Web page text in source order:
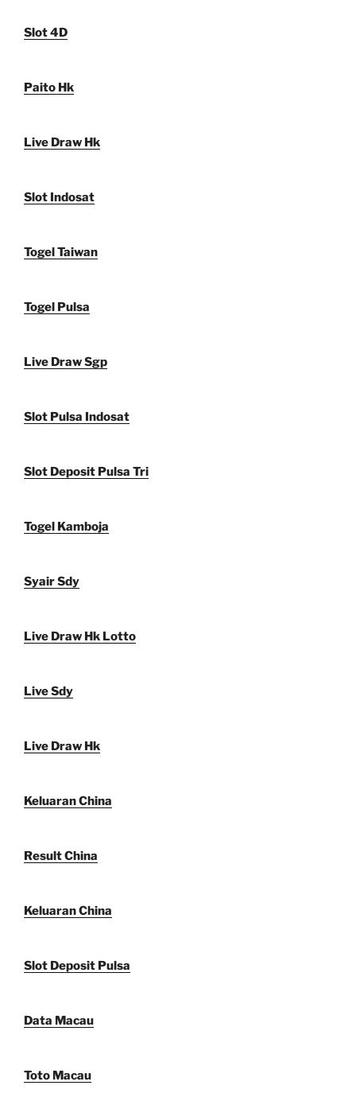
Slot 4D
Paito Hk
Live Draw Hk
Slot Indosat
Togel Taiwan
Togel Pulsa
Live Draw Sgp
Slot Pulsa Indosat
Slot Deposit Pulsa Tri
Togel Kamboja
Syair Sdy
Live Draw Hk Lotto
Live Sdy
Live Draw Hk
Keluaran China
Result China
Keluaran China
Slot Deposit Pulsa
Data Macau
Toto Macau